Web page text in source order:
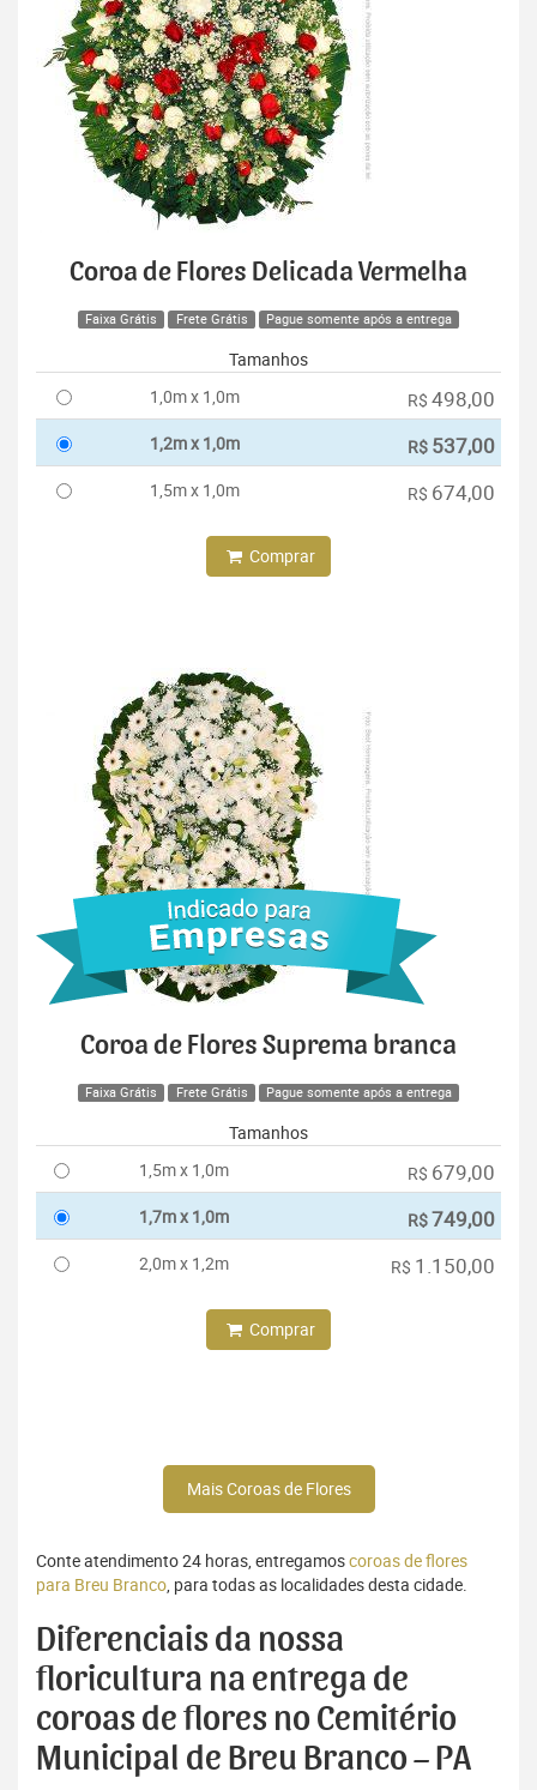
Coroa de Flores Delicada Vermelha
Faixa Grátis Frete Grátis Pague somente após a entrega
Tamanhos
1,0m x 1,0m
R$ 498,00
1,2m x 1,0m R$ 537,00
1,5m x 1,0m R$ 674,00
Comprar
Coroa de Flores Suprema branca
Faixa Grátis Frete Grátis Pague somente após a entrega
Tamanhos
1,5m x 1,0m
R$ 679,00
1,7m x 1,0m R$749,00
2,0m x 1,2m R$ 1.150,00
Comprar
Mais Coroas de Flores
Conte atendimento 24 horas, entregamoscoroas de flores
para Breu Branco, para todas as localidades desta cidade.
Diferenciais da nossa
floricultura na entrega de
coroas de flores no Cemitério
Municipal de Breu Branco – PA